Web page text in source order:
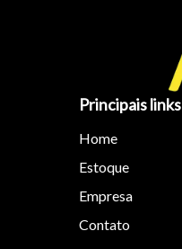
Principais links
Home
Estoque
Empresa
Contato